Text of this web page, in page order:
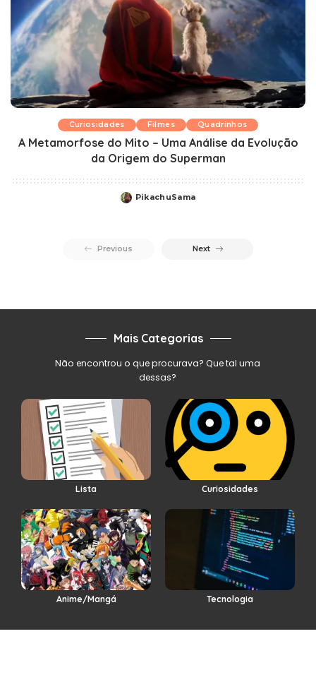
Curiosidades Filmes Quadrinhos
A Metamorfose do Mito – Uma Análise da Evolução
da Origem do Superman
Posted
PikachuSama
Previous Next
Mais Categorias
Não encontrou o que procurava? Que tal uma
dessas?
Lista Curiosidades
Anime/Mangá Tecnologia